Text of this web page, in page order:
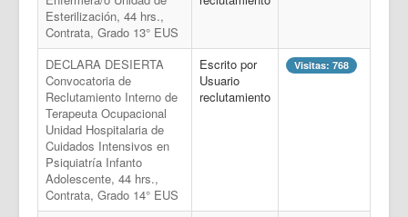
Esterilización, 44 hrs.,
Contrata, Grado 13° EUS
DECLARA DESIERTA
Convocatoria de
Reclutamiento Interno de
Terapeuta Ocupacional
Unidad Hospitalaria de
Cuidados Intensivos en
Psiquiatría Infanto
Adolescente, 44 hrs.,
Contrata, Grado 14° EUS
Escrito por
Usuario
reclutamiento
Visitas: 768